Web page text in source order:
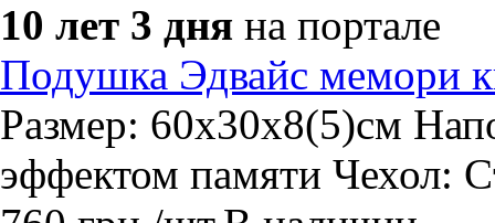
10 лет 3 дня на портале
Подушка Эдвайс мемори
Размер: 60х30х8(5)см
эффектом памяти Чехол: